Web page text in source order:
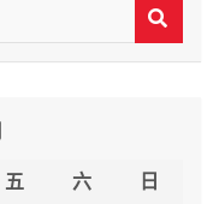
五 六
日